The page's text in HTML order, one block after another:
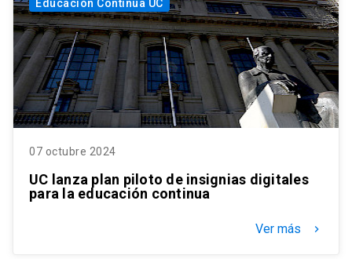
Educación Continua UC
07 octubre 2024
UC lanza plan piloto de insignias digitales
para la educación continua
Ver más keyboard_arrow_right